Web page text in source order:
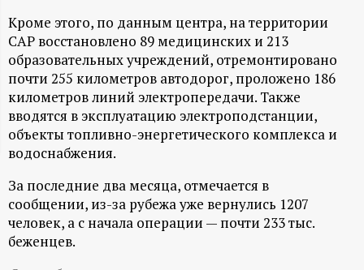
о
р
м
а
и
о
Кроме этого, по данным центра, на территории
САР восстановлено 89 медицинских и 213
образовательных учреждений, отремонтировано
почти 255 километров автодорог, проложено 186
километров линий электропередачи. Также
вводятся в эксплуатацию электроподстанции,
объекты топливно-энергетического комплекса и
водоснабжения.
За последние два месяца, отмечается в
сообщении, из-за рубежа уже вернулись 1207
человек, а с начала операции — почти 233 тыс.
беженцев.